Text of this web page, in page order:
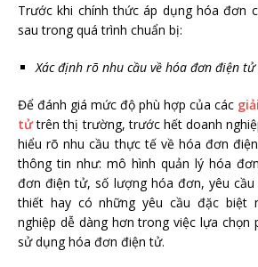
Trước khi chính thức áp dụng hóa đơn
sau trong quá trình chuẩn bị:
Xác định rõ nhu cầu về hóa đơn điện
Để đánh giá mức độ phù hợp của các
tửtrên thị trường, trước hết doanh
hiểu rõ nhu cầu thực tế về hóa đơn
thông tin như: mô hình quản lý hóa
đơn điện tử, số lượng hóa đơn, yêu cầu
thiết hay có những yêu cầu đặc biệt
nghiệp dễ dàng hơn trong việc lựa chọn
sử dụng hóa đơn điện tử.